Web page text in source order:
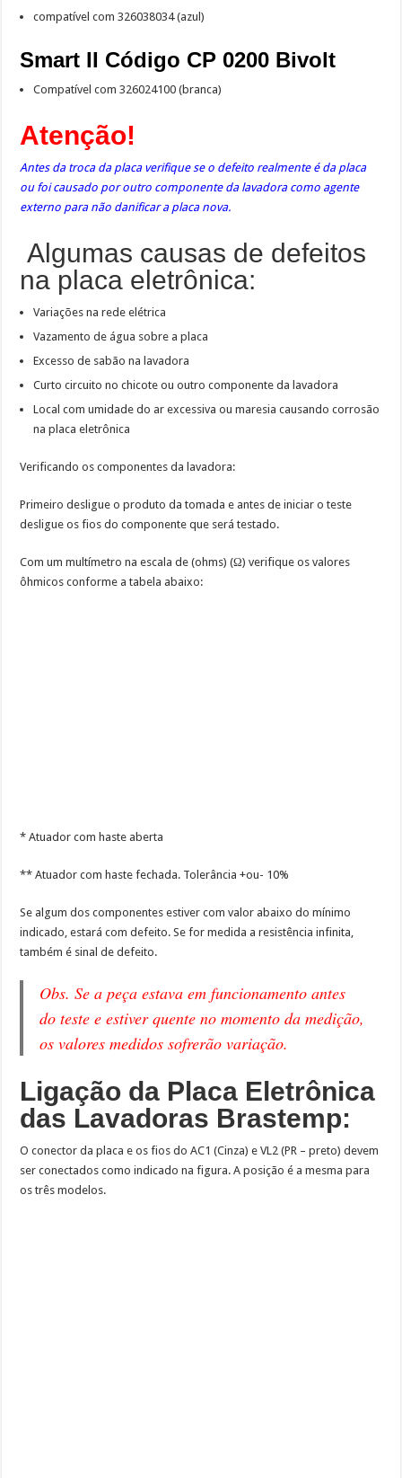
compatível com 326038034 (azul)
Smart II Código CP 0200 Bivolt
Compatível com 326024100 (branca)
Atenção!
Antes da troca da placa verifique se o defeito realmente é da placa
ou foi causado por outro componente da lavadora como agente
externo para não danificar a placa nova.
Algumas causas de defeitos
na placa eletrônica:
Variações na rede elétrica
Vazamento de água sobre a placa
Excesso de sabão na lavadora
Curto circuito no chicote ou outro componente da lavadora
Local com umidade do ar excessiva ou maresia causando corrosão
na placa eletrônica
Verificando os componentes da lavadora:
Primeiro desligue o produto da tomada e antes de iniciar o teste
desligue os fios do componente que será testado.
Com um multímetro na escala de (ohms) (Ω) verifique os valores
ôhmicos conforme a tabela abaixo:
* Atuador com haste aberta
** Atuador com haste fechada. Tolerância +ou- 10%
Se algum dos componentes estiver com valor abaixo do mínimo
indicado, estará com defeito. Se for medida a resistência infinita,
também é sinal de defeito.
Obs. Se a peça estava em funcionamento antes
do teste e estiver quente no momento da medição,
os valores medidos sofrerão variação.
Ligação da Placa Eletrônica
das Lavadoras Brastemp:
O conector da placa e os fios do AC1 (Cinza) e VL2 (PR – preto) devem
ser conectados como indicado na figura. A posição é a mesma para
os três modelos.